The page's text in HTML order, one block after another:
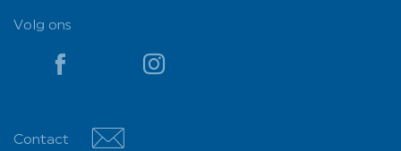
Volg ons
YouTube YouTube
Contact